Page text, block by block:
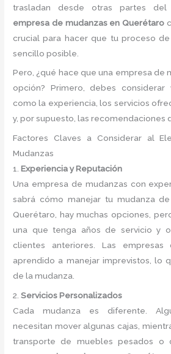
trasladan desde otras partes del
empresa de mudanzas en Querétaro
crucial para hacer que tu proceso
sencillo posible.
Pero, ¿qué hace que una empresa de
opción? Primero, debes considerar
como la experiencia, los servicios
y, por supuesto, las recomendaciones
Factores Claves a Considerar al
Mudanzas
1.Experiencia y Reputación
Una empresa de mudanzas con
sabrá cómo manejar tu mudanza
Querétaro, hay muchas opciones,
una que tenga años de servicio y
clientes anteriores. Las empresas
aprendido a manejar imprevistos, lo
de la mudanza.
2.Servicios Personalizados
Cada mudanza es diferente.
necesitan mover algunas cajas,
transporte de muebles pesados o